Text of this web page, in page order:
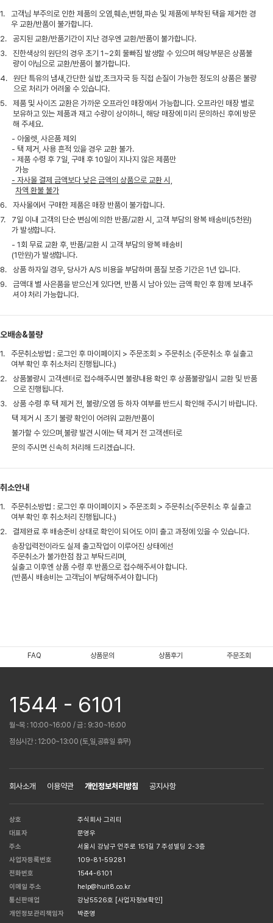
1.
고객님 부주의로 인한 제품의 오염,훼손,변형,파손 및 제품에 부착된 택을 제거한 경
우 교환/반품이 불가합니다.
2.
공지된 교환/반품기간이 지난 경우엔 교환/반품이 불가합니다.
3.
진한색상의 원단의 경우 초기 1~2회 물빠짐 발생할 수 있으며 해당부분은 상품불
량이 아님으로 교환/반품이 불가합니다.
4.
원단 특유의 냄새,간단한 실밥,초크자국 등 직접 손질이 가능한 정도의 상품은 불량
으로 처리가 어려울 수 있습니다.
5.
제품 및 사이즈 교환은 가까운 오프라인 매장에서 가능합니다. 오프라인 매장 별로
보유하고 있는 제품과 재고 수량이 상이하니, 해당 매장에 미리 문의하신 후에 방문
해 주세요.
- 아울렛, 사은품 제외
- 택 제거, 사용 흔적 있을 경우 교환 불가.
- 제품 수령 후 7일, 구매 후 10일이 지나지 않은 제품만
가능
- 자사몰 결제 금액보다 낮은 금액의 상품으로 교환 시,
차액 환불 불가
6.
자사몰에서 구매한 제품은 매장 반품이 불가합니다.
7.
7일 이내 고객의 단순 변심에 의한 반품/교환 시, 고객 부담의 왕복 배송비(5천원)
가 발생합니다.
- 1회 무료 교환 후, 반품/교환 시 고객 부담의 왕복 배송비
(1만원)가 발생합니다.
8.
상품 하자일 경우, 당사가 A/S 비용을 부담하며 품질 보증 기간은 1년 입니다.
9.
금액대 별 사은품을 받으신게 있다면, 반품 시 남아 있는 금액 확인 후 함께 보내주
셔야 처리 가능합니다.
오배송&불량
1.
주문취소방법 : 로그인 후 마이페이지 > 주문조회 > 주문취소 (주문취소 후 실출고
여부 확인 후 취소처리 진행됩니다.)
2.
상품불량시 고객센터로 접수해주시면 불량내용 확인 후 상품불량일시 교환 및 반품
으로 진행됩니다.
3.
상품 수령 후 택 제거 전, 불량/오염 등 하자 여부를 반드시 확인해 주시기 바랍니다.
택 제거 시 초기 불량 확인이 어려워 교환/반품이
불가할 수 있으며,불량 발견 시에는 택 제거 전 고객센터로
문의 주시면 신속히 처리해 드리겠습니다.
취소안내
1.
주문취소방법 : 로그인 후 마이페이지 > 주문조회 > 주문취소(주문취소 후 실출고
여부 확인 후 취소처리 진행됩니다.)
2.
결제완료 후 배송준비 상태로 확인이 되어도 이미 출고 과정에 있을 수 있습니다.
송장입력전이라도 실제 출고작업이 이루어진 상태에선
주문취소가 불가한점 참고 부탁드리며,
실출고 이후엔 상품 수령 후 반품으로 접수해주셔야 합니다.
(반품시 배송비는 고객님이 부담해주셔야 합니다)
FAQ 상품문의 상품후기 주문조회
1544 - 6101
월~목 : 10:00~16:00 / 금 : 9:30~16:00
점심시간 : 12:00~13:00 (토,일,공휴일 휴무)
회사소개 이용약관 개인정보처리방침 공지사항
상호
주식회사 그리티
대표자
문영우
주소
서울시 강남구 언주로 151길 7 주성빌딩 2-3층
사업자등록번호
109-81-59281
전화번호
1544-6101
이메일 주소
help@huit8.co.kr
통신판매업
강남5526호
[사업자정보확인]
개인정보관리책임자
박준영